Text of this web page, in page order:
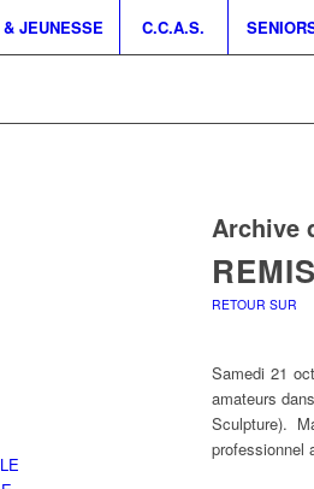
& JEUNESSE C.C.A.S.
Archive
RETOUR SUR
Samedi 21
amateurs
Sculpture).
professionnel